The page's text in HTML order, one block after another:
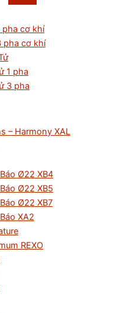
pha cơ khí
pha cơ khí
1 pha
3 pha
– Harmony XAL
Ø22 XB4
Ø22 XB5
Ø22 XB7
XA2
REXO